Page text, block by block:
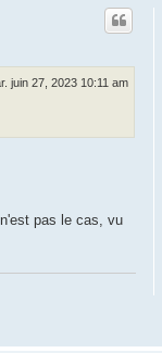
juin 27, 2023 10:11 am
pas le cas, vu